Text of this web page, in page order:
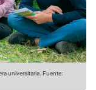
universitaria. Fuente: